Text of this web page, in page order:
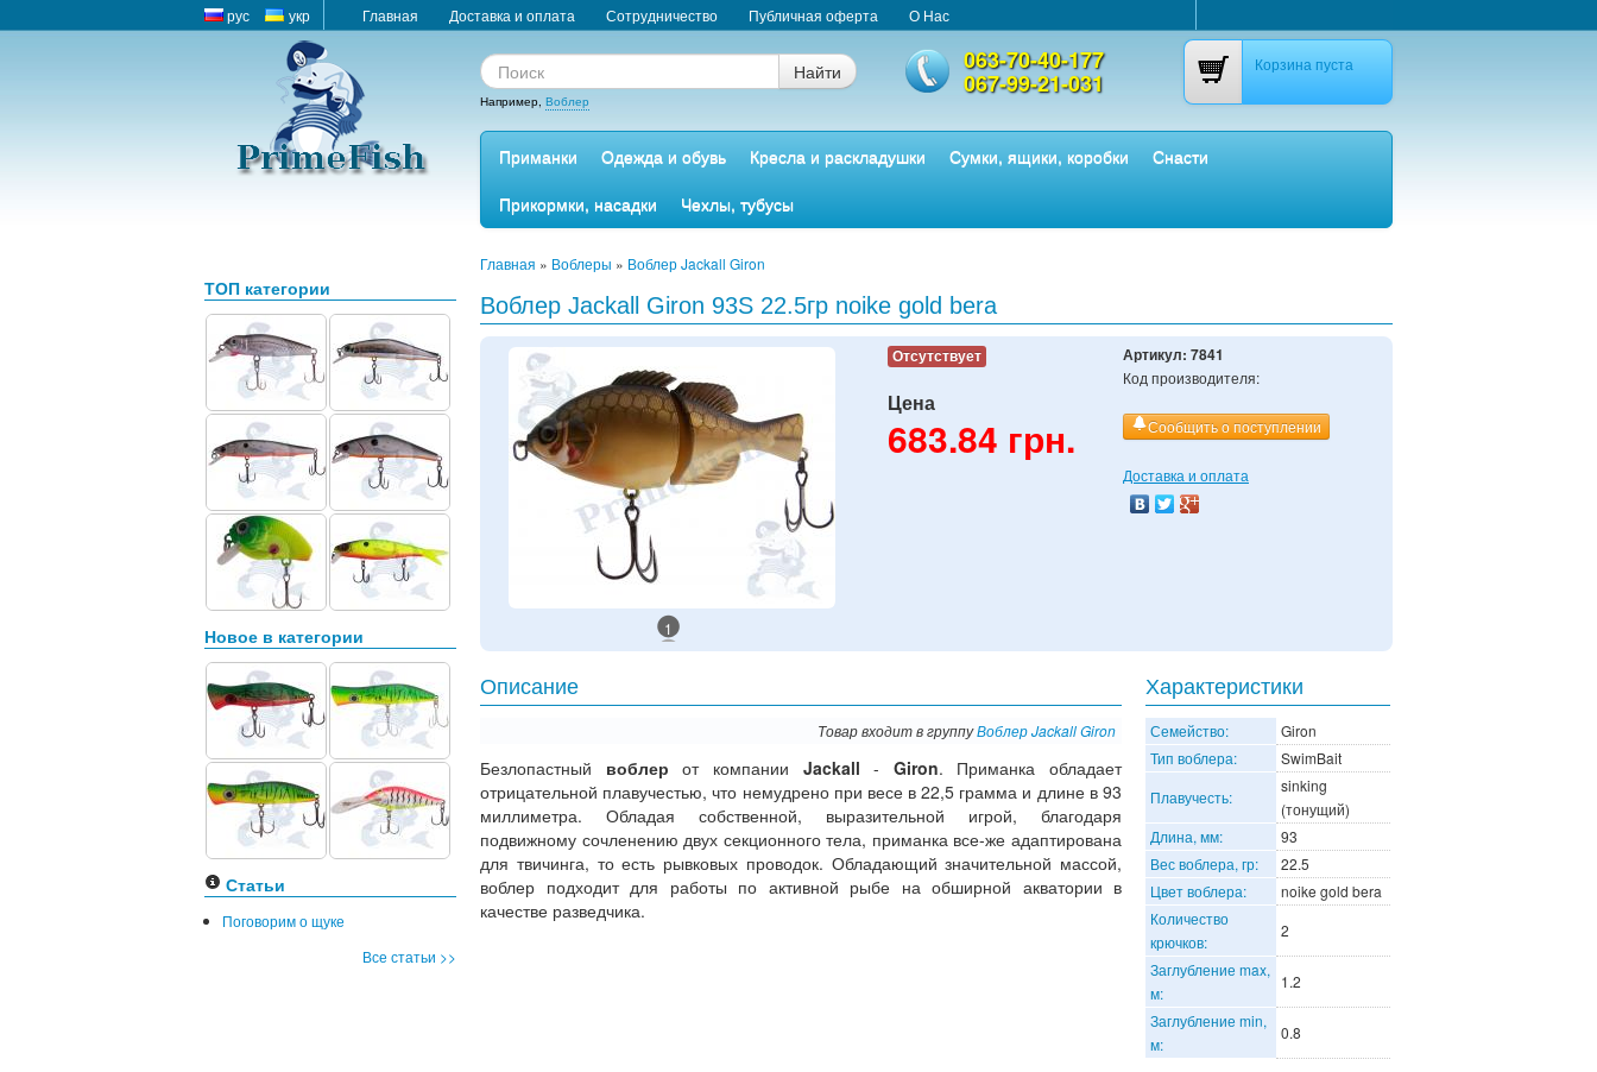
рус укр Главная Доставка и оплата Сотрудничество Публичная оферта О Нас
Найти
Например, Воблер
063-70-40-177
067-99-21-031
Корзина пуста
Приманки Одежда и обувь Кресла и раскладушки Сумки, ящики, коробки
Снасти
Прикормки, насадки
Чехлы, тубусы
ТОП категории
Новое в категории
Статьи
Поговорим о щуке
Все статьи >>
Главная » Воблеры » Воблер Jackall Giron
Воблер Jackall Giron 93S 22.5гр noike gold bera
1
Отсутствует
Цена
683.84 грн.
Артикул: 7841
Код производителя:
Сообщить о поступлении
Доставка и оплата
Описание
Товар входит в группуВоблер Jackall Giron
Безлопастный воблер от компании Jackall - Giron. Приманка обладает
отрицательной плавучестью, что немудрено при весе в 22,5 грамма и длине в 93
миллиметра. Обладая собственной, выразительной игрой, благодаря
подвижному сочленению двух секционного тела, приманка все-же адаптирована
для твичинга, то есть рывковых проводок. Обладающий значительной массой,
воблер подходит для работы по активной рыбе на обширной акватории в
качестве разведчика.
Характеристики
Семейство:
Giron
Тип воблера:
SwimBait
Плавучесть:
sinking
(тонущий)
Длина, мм:
93
Вес воблера, гр:
22.5
Цвет воблера:
noike gold bera
Количество
крючков:
2
Заглубление max,
м:
1.2
Заглубление min,
м:
0.8